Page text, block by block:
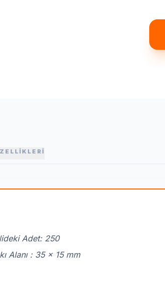
Adet: 250
Alanı : 35 x 15 mm